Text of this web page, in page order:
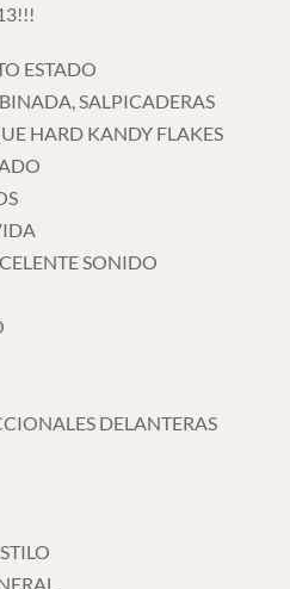
ESTADO
SALPICADERAS
HARD KANDY FLAKES
SONIDO
DELANTERAS